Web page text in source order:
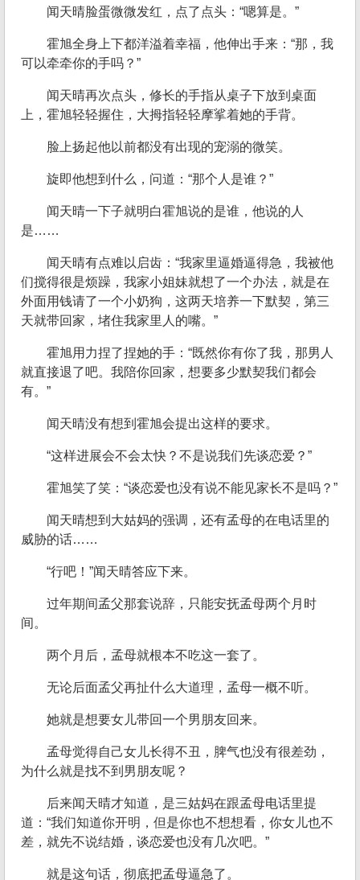
闻天晴脸蛋微微发红，点了点头：“嗯算是。”
霍旭全身上下都洋溢着幸福，他伸出手来：“那，我
可以牵牵你的手吗？”
闻天晴再次点头，修长的手指从桌子下放到桌面
上，霍旭轻轻握住，大拇指轻轻摩挲着她的手背。
脸上扬起他以前都没有出现的宠溺的微笑。
旋即他想到什么，问道：“那个人是谁？”
闻天晴一下子就明白霍旭说的是谁，他说的人
是……
闻天晴有点难以启齿：“我家里逼婚逼得急，我被他
们搅得很是烦躁，我家小姐妹就想了一个办法，就是在
外面用钱请了一个小奶狗，这两天培养一下默契，第三
天就带回家，堵住我家里人的嘴。”
霍旭用力捏了捏她的手：“既然你有你了我，那男人
就直接退了吧。我陪你回家，想要多少默契我们都会
有。”
闻天晴没有想到霍旭会提出这样的要求。
“这样进展会不会太快？不是说我们先谈恋爱？”
霍旭笑了笑：“谈恋爱也没有说不能见家长不是吗？”
闻天晴想到大姑妈的强调，还有孟母的在电话里的
威胁的话……
“行吧！”闻天晴答应下来。
过年期间孟父那套说辞，只能安抚孟母两个月时
间。
两个月后，孟母就根本不吃这一套了。
无论后面孟父再扯什么大道理，孟母一概不听。
她就是想要女儿带回一个男朋友回来。
孟母觉得自己女儿长得不丑，脾气也没有很差劲，
为什么就是找不到男朋友呢？
后来闻天晴才知道，是三姑妈在跟孟母电话里提
道：“我们知道你开明，但是你也不想想看，你女儿也不
差，就先不说结婚，谈恋爱也没有几次吧。”
就是这句话，彻底把孟母逼急了。